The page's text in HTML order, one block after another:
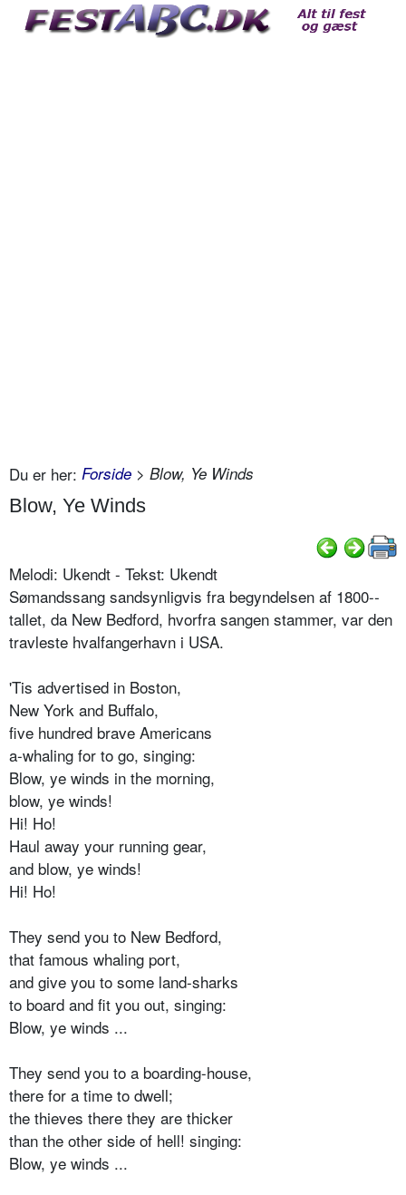
Du er her: Forside > Blow, Ye Winds
Blow, Ye Winds
Melodi: Ukendt - Tekst: Ukendt
Sømandssang sandsynligvis fra begyndel­sen af 1800-­
tallet, da New Bedford, hvor­fra sangen stammer, var den
travleste hvalfangerhavn i USA.
'Tis advertised in Boston,
New York and Buffalo,
five hundred brave Americans
a-whaling for to go, singing:
Blow, ye winds in the morning,
blow, ye winds!
Hi! Ho!
Haul away your running gear,
and blow, ye winds!
Hi! Ho!
They send you to New Bedford,
that famous whaling port,
and give you to some land-sharks
to board and fit you out, singing:
Blow, ye winds ...
They send you to a boarding-house,
there for a time to dwell;
the thieves there they are thicker
than the other side of hell! singing:
Blow, ye winds ...